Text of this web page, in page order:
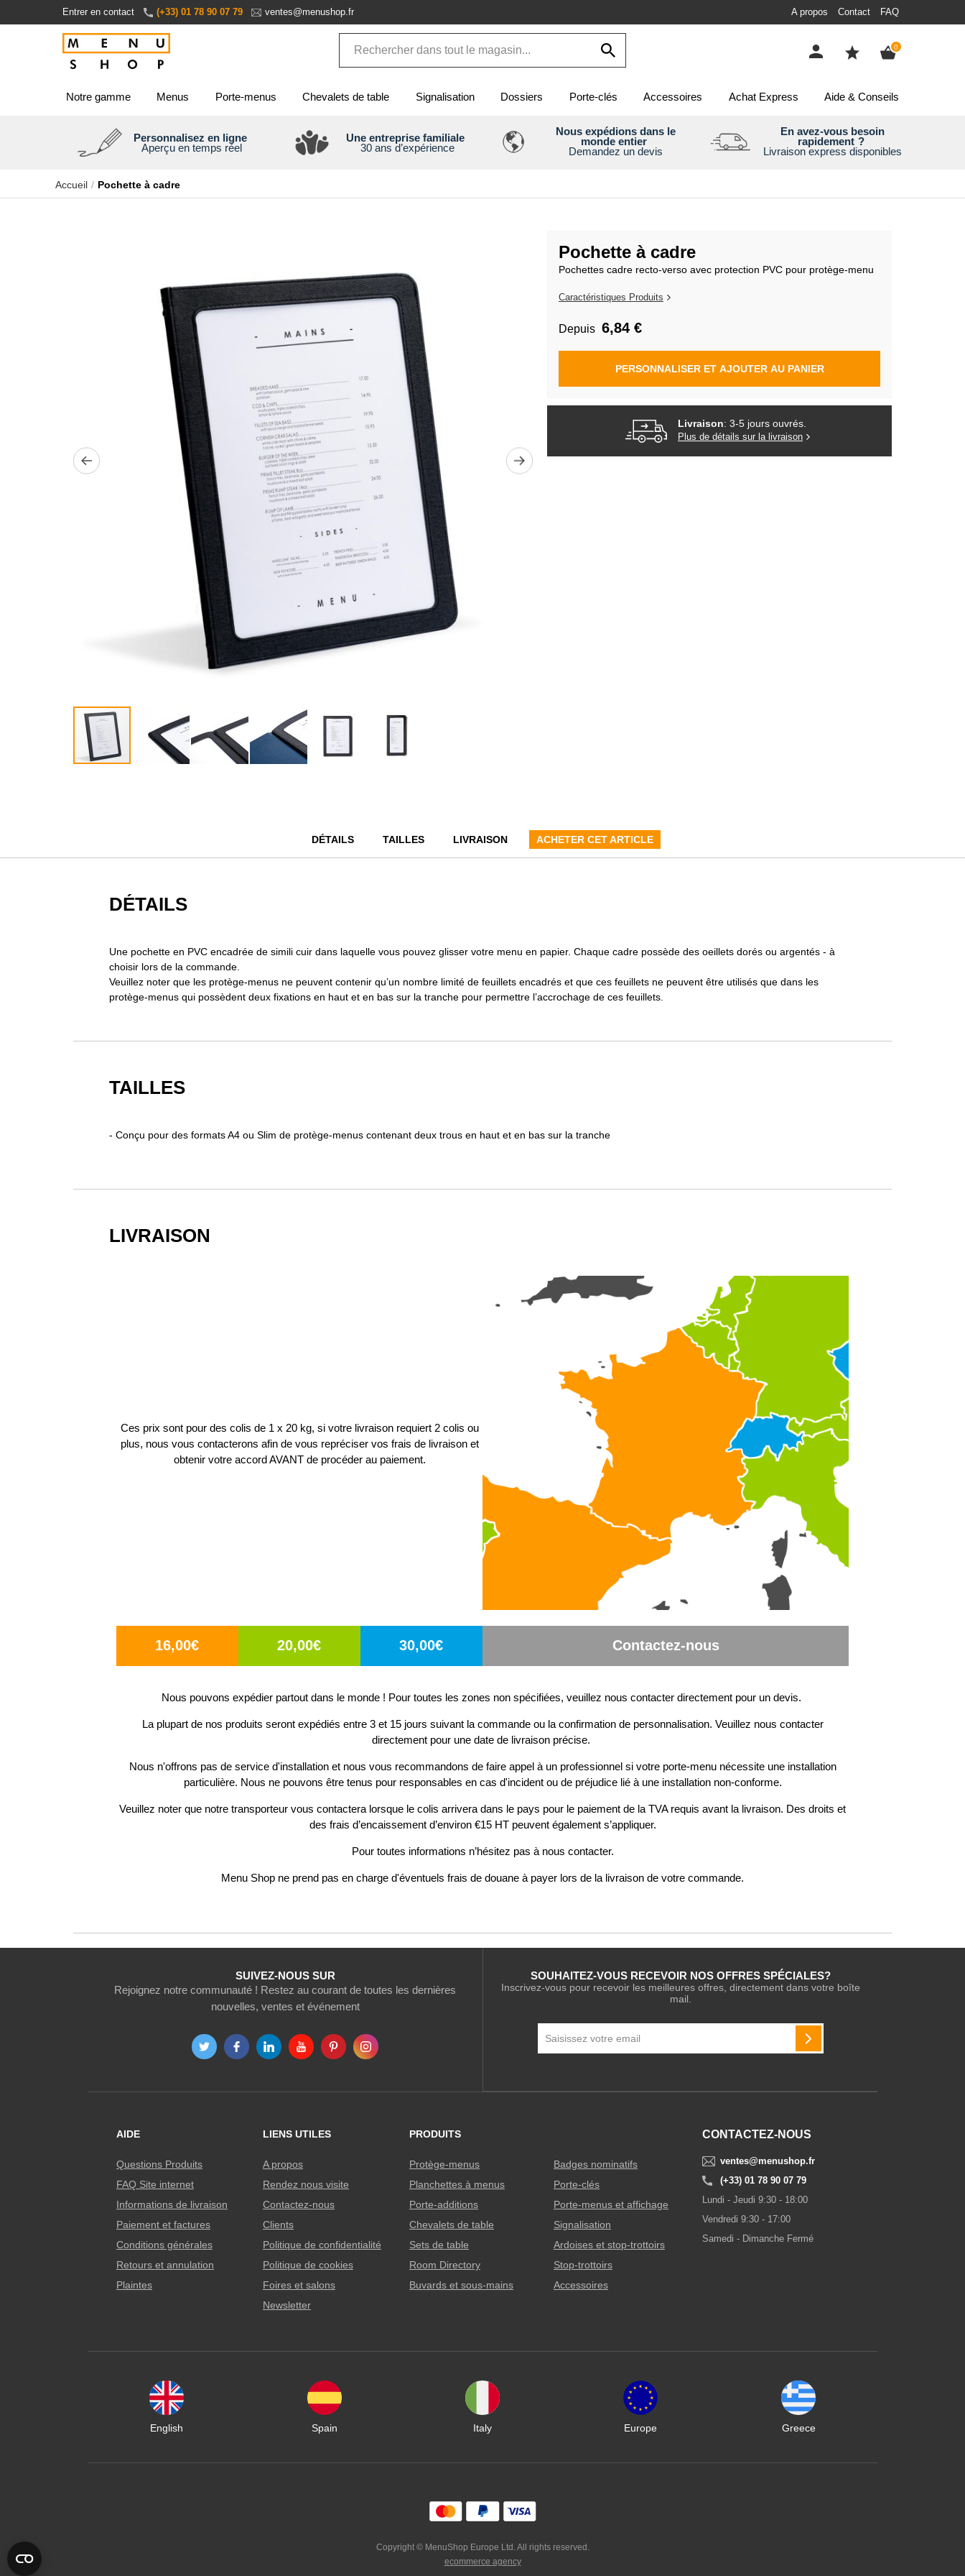
contenu
Entrer en contact (+33) 01 78 90 07 79 ventes@menushop.fr A propos Contact FAQ
0items
Notre gamme Menus Porte-menus Chevalets de table Signalisation Dossiers Porte-clés Accessoires Achat Express Aide & Conseils
Personnalisez en ligne
Aperçu en temps réel
Une entreprise familiale
30 ans d’expérience
Nous expédions dans le
monde entier
Demandez un devis
En avez-vous besoin
rapidement ?
Livraison express disponibles
Accueil Pochette à cadre
d’images
Pochette à cadre
Pochettes cadre recto-verso avec protection PVC pour protège-menu
Caractéristiques Produits
Depuis 6,84 €
PERSONNALISER ET AJOUTER AU PANIER
Livraison: 3-5 jours ouvrés.
Plus de détails sur la livraison
DÉTAILS TAILLES LIVRAISON ACHETER CET ARTICLE
DÉTAILS
Une pochette en PVC encadrée de simili cuir dans laquelle vous pouvez glisser votre menu en papier. Chaque cadre possède des oeillets dorés ou argentés - à
choisir lors de la commande.
Veuillez noter que les protège-menus ne peuvent contenir qu’un nombre limité de feuillets encadrés et que ces feuillets ne peuvent être utilisés que dans les
protège-menus qui possèdent deux fixations en haut et en bas sur la tranche pour permettre l’accrochage de ces feuillets.
TAILLES
- Conçu pour des formats A4 ou Slim de protège-menus contenant deux trous en haut et en bas sur la tranche
LIVRAISON
Ces prix sont pour des colis de 1 x 20 kg, si votre livraison requiert 2 colis ou
plus, nous vous contacterons afin de vous repréciser vos frais de livraison et
obtenir votre accord AVANT de procéder au paiement.
16,00€ 20,00€ 30,00€ Contactez-nous
Nous pouvons expédier partout dans le monde ! Pour toutes les zones non spécifiées, veuillez nous contacter directement pour un devis.
La plupart de nos produits seront expédiés entre 3 et 15 jours suivant la commande ou la confirmation de personnalisation. Veuillez nous contacter
directement pour une date de livraison précise.
Nous n'offrons pas de service d'installation et nous vous recommandons de faire appel à un professionnel si votre porte-menu nécessite une installation
particulière. Nous ne pouvons être tenus pour responsables en cas d'incident ou de préjudice lié à une installation non-conforme.
Veuillez noter que notre transporteur vous contactera lorsque le colis arrivera dans le pays pour le paiement de la TVA requis avant la livraison. Des droits et
des frais d’encaissement d’environ €15 HT peuvent également s’appliquer.
Pour toutes informations n’hésitez pas à nous contacter.
Menu Shop ne prend pas en charge d'éventuels frais de douane à payer lors de la livraison de votre commande.
SUIVEZ-NOUS SUR
Rejoignez notre communauté ! Restez au courant de toutes les dernières
nouvelles, ventes et événement
SOUHAITEZ-VOUS RECEVOIR NOS OFFRES SPÉCIALES?
Inscrivez-vous pour recevoir les meilleures offres, directement dans votre boîte
mail.
notre
INSCRIPTION
CONTACTEZ-NOUS
ventes@menushop.fr
(+33) 01 78 90 07 79
Lundi - Jeudi 9:30 - 18:00
Vendredi 9:30 - 17:00
Samedi - Dimanche Fermé
AIDE
Questions Produits
FAQ Site internet
Informations de livraison
Paiement et factures
Conditions générales
Retours et annulation
Plaintes
LIENS UTILES
A propos
Rendez nous visite
Contactez-nous
Clients
Politique de confidentialité
Politique de cookies
Foires et salons
Newsletter
PRODUITS
Protège-menus
Planchettes à menus
Porte-additions
Chevalets de table
Sets de table
Room Directory
Buvards et sous-mains
Badges nominatifs
Porte-clés
Porte-menus et affichage
Signalisation
Ardoises et stop-trottoirs
Stop-trottoirs
Accessoires
English Spain Italy Europe Greece
Copyright © MenuShop Europe Ltd. All rights reserved.
ecommerce agency